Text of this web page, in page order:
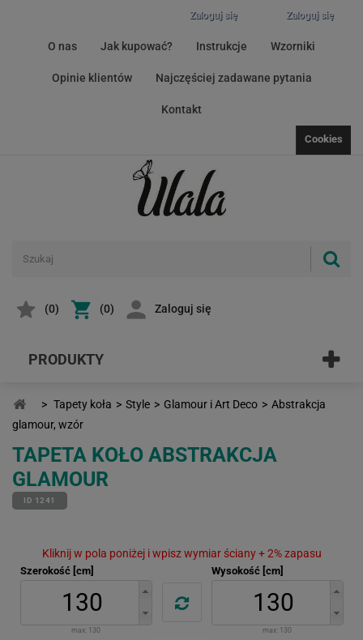
Zaloguj się
Zaloguj się
O nas Jak kupować? Instrukcje Wzorniki
Opinie klientów Najczęściej zadawane pytania
Kontakt
Cookies
(0) (0) Zaloguj się
PRODUKTY
> Tapety koła > Style > Glamour i Art Deco > Abstrakcja
glamour, wzór
TAPETA KOŁO ABSTRAKCJA
GLAMOUR
ID 1241
Kliknij w pola poniżej i wpisz wymiar ściany + 2% zapasu
Szerokość [cm]
max: 130
Wysokość [cm]
max: 130